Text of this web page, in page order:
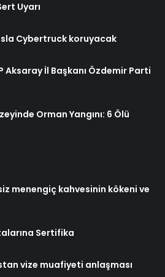
Uyarı
Cybertruck koruyacak
Aksaray İl Başkanı Özdemir Parti
Orman Yangını: 6 Ölü
menengiç kahvesinin kökeni ve
Sertifika
vize muafiyeti anlaşması